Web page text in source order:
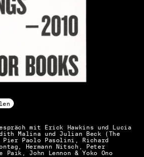
mit Erick Hawkins und Lucia
Malina und Julian Beck (The
Pier Paolo Pasolini, Richard
Hermann Nitsch, Peter
Paik, John Lennon & Yoko Ono